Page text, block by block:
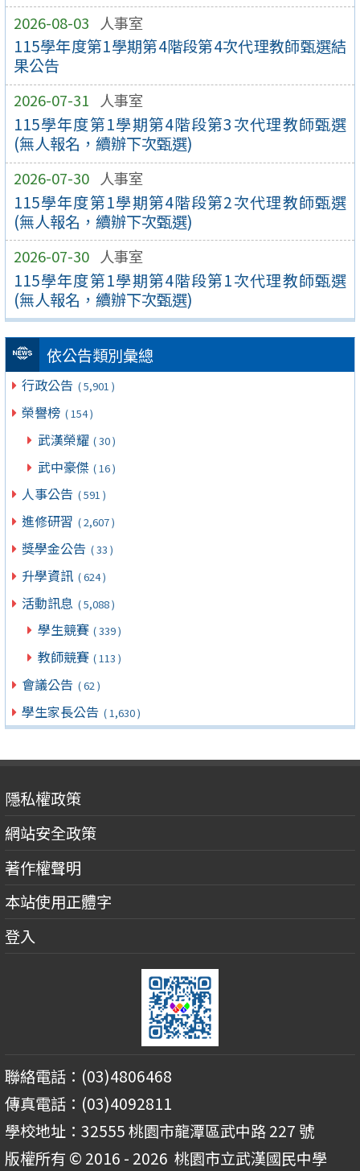
2026-08-03 人事室
115學年度第1學期第4階段第4次代理教師甄選結
果公告
2026-07-31 人事室
115學年度第1學期第4階段第3次代理教師甄選
(無人報名，續辦下次甄選)
2026-07-30 人事室
115學年度第1學期第4階段第2次代理教師甄選
(無人報名，續辦下次甄選)
2026-07-30 人事室
115學年度第1學期第4階段第1次代理教師甄選
(無人報名，續辦下次甄選)
依公告類別彙總
行政公告 ( 5,901 )
榮譽榜 ( 154 )
武漢榮耀 ( 30 )
武中豪傑 ( 16 )
人事公告 ( 591 )
進修研習 ( 2,607 )
獎學金公告 ( 33 )
升學資訊 ( 624 )
活動訊息 ( 5,088 )
學生競賽 ( 339 )
教師競賽 ( 113 )
會議公告 ( 62 )
學生家長公告 ( 1,630 )
隱私權政策
網站安全政策
著作權聲明
本站使用正體字
登入
聯絡電話：(03)4806468
傳真電話：(03)4092811
學校地址：32555 桃園市龍潭區武中路 227 號
版權所有 © 2016 - 2026 桃園市立武漢國民中學